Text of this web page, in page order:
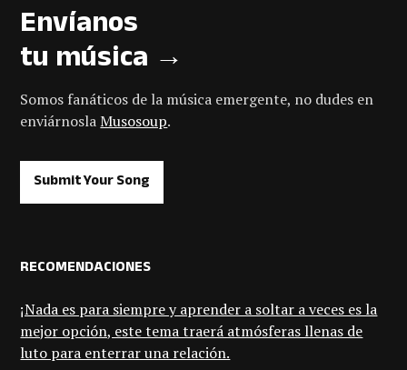
Envíanos
tu música →
Somos fanáticos de la música emergente, no dudes en
enviárnoslaMusosoup.
Submit Your Song
RECOMENDACIONES
¡Nada es para siempre y aprender a soltar a veces es la
mejor opción, este tema traerá atmósferas llenas de
luto para enterrar una relación.